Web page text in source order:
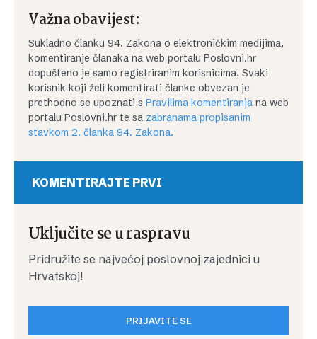
Važna obavijest:
Sukladno članku 94. Zakona o elektroničkim medijima,
komentiranje članaka na web portalu Poslovni.hr
dopušteno je samo registriranim korisnicima. Svaki
korisnik koji želi komentirati članke obvezan je
prethodno se upoznati s Pravilima komentiranja na web
portalu Poslovni.hr te sa zabranama propisanim
stavkom 2. članka 94. Zakona.
KOMENTIRAJTE PRVI
Uključite se u raspravu
Pridružite se najvećoj poslovnoj zajednici u
Hrvatskoj!
PRIJAVITE SE